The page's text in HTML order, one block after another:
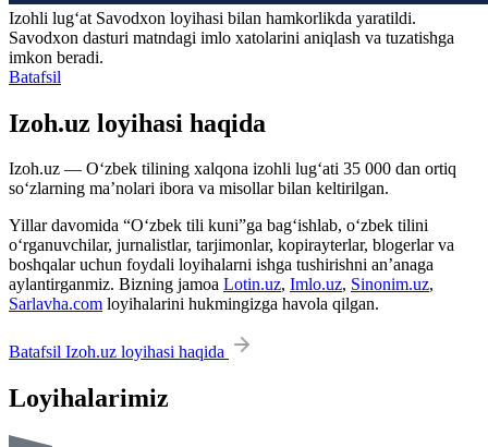
Izohli lugʻat Savodxon loyihasi bilan hamkorlikda yaratildi.
Savodxon dasturi matndagi imlo xatolarini aniqlash va tuzatishga
imkon beradi.
Batafsil
Izoh.uz loyihasi haqida
Izoh.uz — O‘zbek tilining xalqona izohli lug‘ati 35 000 dan ortiq
so‘zlarning ma’nolari ibora va misollar bilan keltirilgan.
Yillar davomida “O‘zbek tili kuni”ga bag‘ishlab, o‘zbek tilini
o‘rganuvchilar, jurnalistlar, tarjimonlar, kopirayterlar, blogerlar va
boshqalar uchun foydali loyihalarni ishga tushirishni an’anaga
aylantirganmiz. Bizning jamoa Lotin.uz, Imlo.uz, Sinonim.uz,
Sarlavha.com loyihalarini hukmingizga havola qilgan.
Batafsil Izoh.uz loyihasi haqida
Loyihalarimiz